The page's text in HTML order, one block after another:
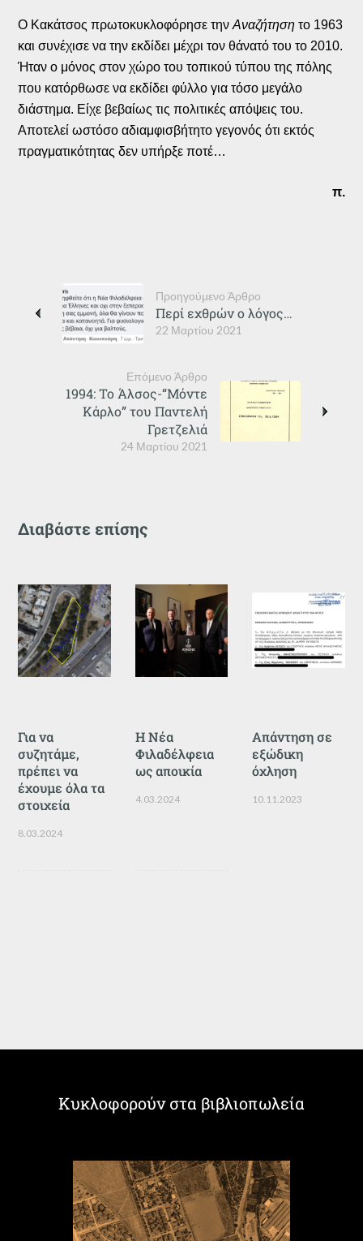
Ο Κακάτσος πρωτοκυκλοφόρησε τηνΑναζήτηση το 1963
και συνέχισε να την εκδίδει μέχρι τον θάνατό του το 2010.
Ήταν ο μόνος στον χώρο του τοπικού τύπου της πόλης
που κατόρθωσε να εκδίδει φύλλο για τόσο μεγάλο
διάστημα. Είχε βεβαίως τις πολιτικές απόψεις του.
Αποτελεί ωστόσο αδιαμφισβήτητο γεγονός ότι εκτός
πραγματικότητας δεν υπήρξε ποτέ…
π.
Προηγούμενο Άρθρο
22 Μαρτίου 2021
Περί εχθρών ο λόγος…
Επόμενο Άρθρο
24 Μαρτίου 2021
1994: Το Άλσος-“Μόντε
Κάρλο” του Παντελή
Γρετζελιά
Διαβάστε επίσης
Για να
συζητάμε,
πρέπει να
έχουμε όλα τα
στοιχεία
8.03.2024
Η Νέα
Φιλαδέλφεια
ως αποικία
4.03.2024
Απάντηση σε
εξώδικη
όχληση
10.11.2023
Κυκλοφορούν στα βιβλιοπωλεία